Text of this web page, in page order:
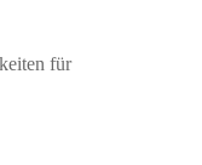
für